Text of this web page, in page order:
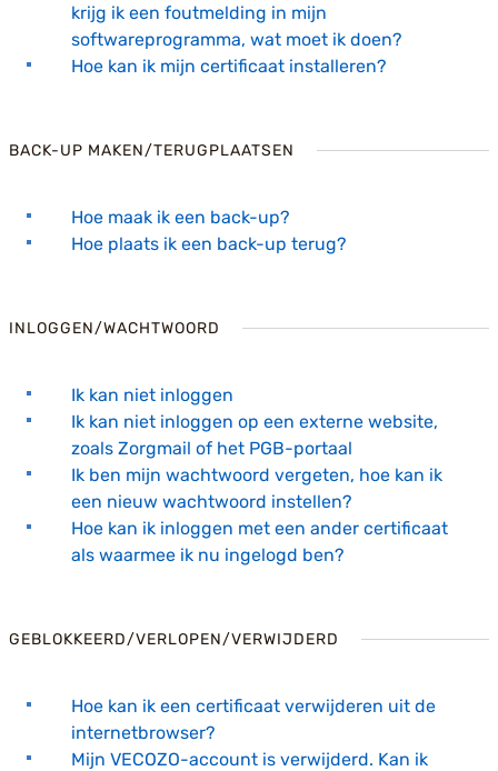
krijg ik een foutmelding in mijn
softwareprogramma, wat moet ik doen?
Hoe kan ik mijn certificaat installeren?
BACK-UP MAKEN/TERUGPLAATSEN
Hoe maak ik een back-up?
Hoe plaats ik een back-up terug?
INLOGGEN/WACHTWOORD
Ik kan niet inloggen
Ik kan niet inloggen op een externe website,
zoals Zorgmail of het PGB-portaal
Ik ben mijn wachtwoord vergeten, hoe kan ik
een nieuw wachtwoord instellen?
Hoe kan ik inloggen met een ander certificaat
als waarmee ik nu ingelogd ben?
GEBLOKKEERD/VERLOPEN/VERWIJDERD
Hoe kan ik een certificaat verwijderen uit de
internetbrowser?
Mijn VECOZO-account is verwijderd. Kan ik